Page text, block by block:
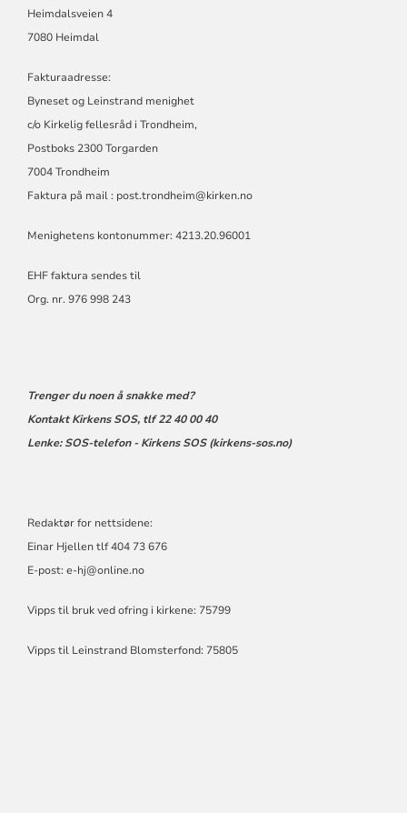
Heimdalsveien 4
7080 Heimdal
Fakturaadresse:
Byneset og Leinstrand menighet
c/o Kirkelig fellesråd i Trondheim,
Postboks 2300 Torgarden
7004 Trondheim
Faktura på mail : post.trondheim@kirken.no
Menighetens kontonummer: 4213.20.96001
EHF faktura sendes til
Org. nr. 976 998 243
Trenger du noen å snakke med?
Kontakt Kirkens SOS, tlf 22 40 00 40
Lenke:SOS-telefon - Kirkens SOS (kirkens-sos.no)
Redaktør for nettsidene:
Einar Hjellen tlf 404 73 676
E-post: e-hj@online.no
Vipps til bruk ved ofring i kirkene: 75799
Vipps til Leinstrand Blomsterfond: 75805